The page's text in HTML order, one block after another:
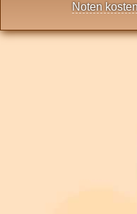
Noten